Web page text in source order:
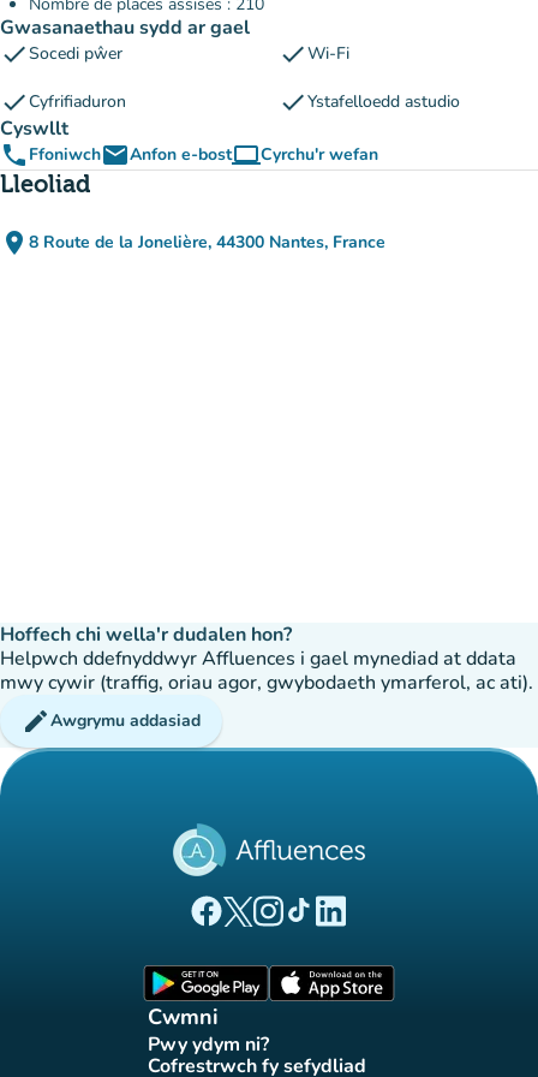
Gwasanaethau sydd ar gael
checkSocedi pŵer checkWi-Fi
checkCyfrifiaduron checkYstafelloedd astudio
Cyswllt
phone FfoniwchemailAnfon e-bostcomputerCyrchu'r wefan
(tab newydd)
Lleoliad
place 8 Route de la Jonelière, 44300 Nantes, France
(agor yn Google Maps)
(tab newydd)
Hoffech chi wella'r dudalen hon?
Helpwch ddefnyddwyr Affluences i gael mynediad at ddata
mwy cywir (traffig, oriau agor, gwybodaeth ymarferol, ac ati).
editAwgrymu addasiad
(tab newydd)
(tab newydd)
(tab newydd)
(tab newydd)
(tab newydd)
Cwmni
Pwy ydym ni?
(tab newydd)
Cofrestrwch fy sefydliad